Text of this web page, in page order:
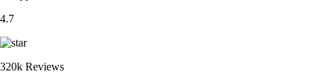
4.7
320k Reviews